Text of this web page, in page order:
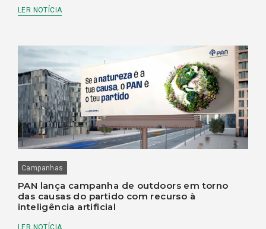
LER NOTÍCIA
Campanhas
PAN lança campanha de outdoors em torno
das causas do partido com recurso à
inteligência artificial
LER NOTÍCIA